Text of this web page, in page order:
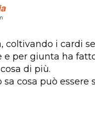
coltivando i cardi
e per giunta ha
di più.
sa cosa può essere